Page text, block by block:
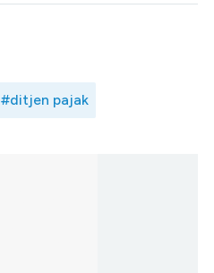
#ditjen pajak